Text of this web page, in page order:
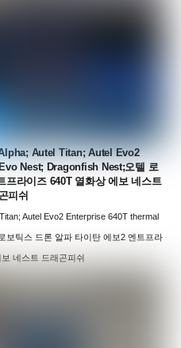
Autel Titan; Autel Evo2
Nest; Dragonfish Nest;오텔 로
프라이즈 640T 열화상 에보 네스트
피쉬
Autel Evo2 Enterprise 640T thermal
보틱스 드론 알파 타이탄 에보2 엔트프라
네스트 드래곤피쉬